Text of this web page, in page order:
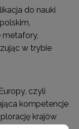
do nauki
metafory,
w trybie
czyli
kompetencje
krajów